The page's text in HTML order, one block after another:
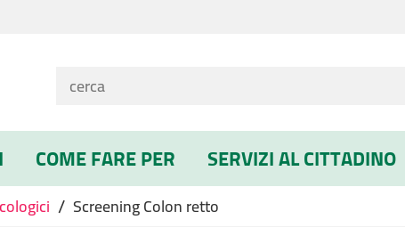
COME FARE PER SERVIZI AL CITTADINO
/ Screening Colon retto